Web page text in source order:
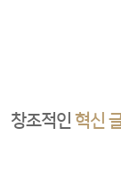
창조적인혁신